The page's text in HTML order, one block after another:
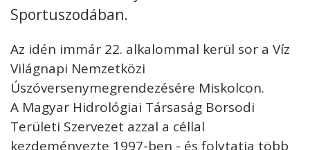
Adatkezelési tájékoztató Impresszum
Technikai információk
Sportuszodában.
Az idén immár 22. alkalommal kerül sor a Víz
Világnapi Nemzetközi
Úszóversenymegrendezésére Miskolcon.
A Magyar Hidrológiai Társaság Borsodi
Területi Szervezet azzal a céllal
kezdeményezte 1997-ben - és folytatja több